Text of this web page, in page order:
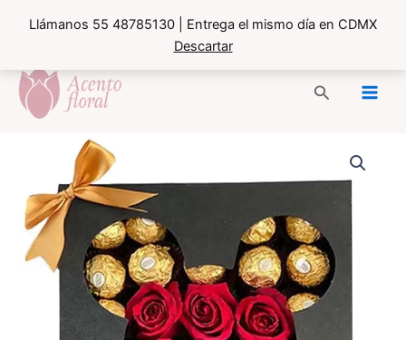
Llámanos 55 48785130 | Entrega el mismo día en CDMX
Descartar
contenido
Buscar